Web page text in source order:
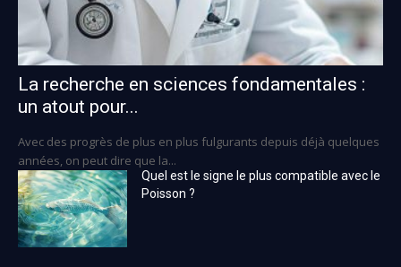
La recherche en sciences fondamentales :
un atout pour...
Avec des progrès de plus en plus fulgurants depuis déjà quelques
années, on peut dire que la...
Quel est le signe le plus compatible avec le
Poisson ?